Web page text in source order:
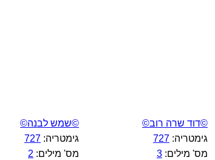
©דוד שרה רוב©
גימטריה: 727
מס' מילים: 3
©שמש לבנה©
גימטריה: 727
מס' מילים: 2